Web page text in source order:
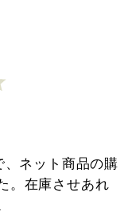
ネット商品の購
。在庫させあれ